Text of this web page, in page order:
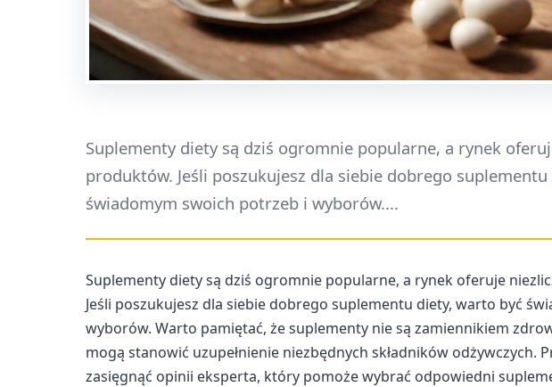
Suplementy diety są dziś ogromnie popularne, a rynek
produktów. Jeśli poszukujesz dla siebie dobrego
świadomym swoich potrzeb i wyborów....
Suplementy diety są dziś ogromnie popularne, a rynek oferuje
Jeśli poszukujesz dla siebie dobrego suplementu diety, warto być
wyborów. Warto pamiętać, że suplementy nie są zamiennikiem
mogą stanowić uzupełnienie niezbędnych składników odżywczych.
zasięgnąć opinii eksperta, który pomoże wybrać odpowiedni